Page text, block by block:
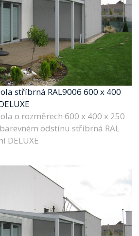
stříbrná RAL9006 600 x 400
o rozměrech 600 x 400 x 250
odstínu stříbrná RAL
DELUXE